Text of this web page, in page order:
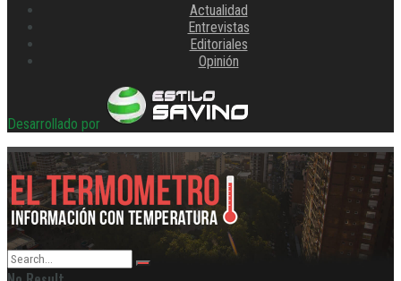
Actualidad
Entrevistas
Editoriales
Opinión
Desarrollado por